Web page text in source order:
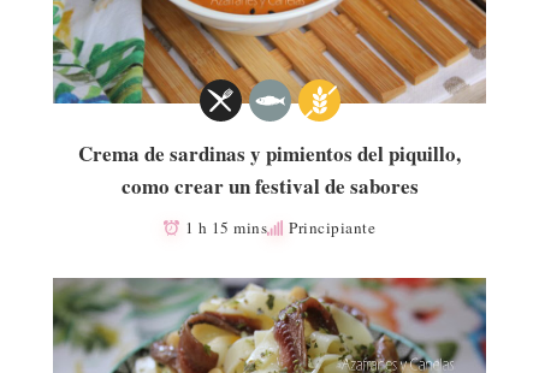
Crema de sardinas y pimientos del piquillo,
como crear un festival de sabores
1 h 15 mins Principiante